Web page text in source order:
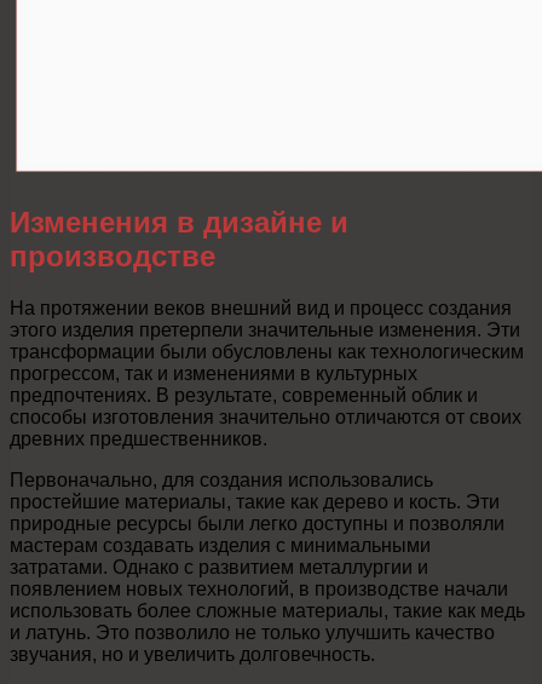
Изменения в дизайне и
производстве
На протяжении веков внешний вид и процесс создания
этого изделия претерпели значительные изменения. Эти
трансформации были обусловлены как технологическим
прогрессом, так и изменениями в культурных
предпочтениях. В результате, современный облик и
способы изготовления значительно отличаются от своих
древних предшественников.
Первоначально, для создания использовались
простейшие материалы, такие как дерево и кость. Эти
природные ресурсы были легко доступны и позволяли
мастерам создавать изделия с минимальными
затратами. Однако с развитием металлургии и
появлением новых технологий, в производстве начали
использовать более сложные материалы, такие как медь
и латунь. Это позволило не только улучшить качество
звучания, но и увеличить долговечность.